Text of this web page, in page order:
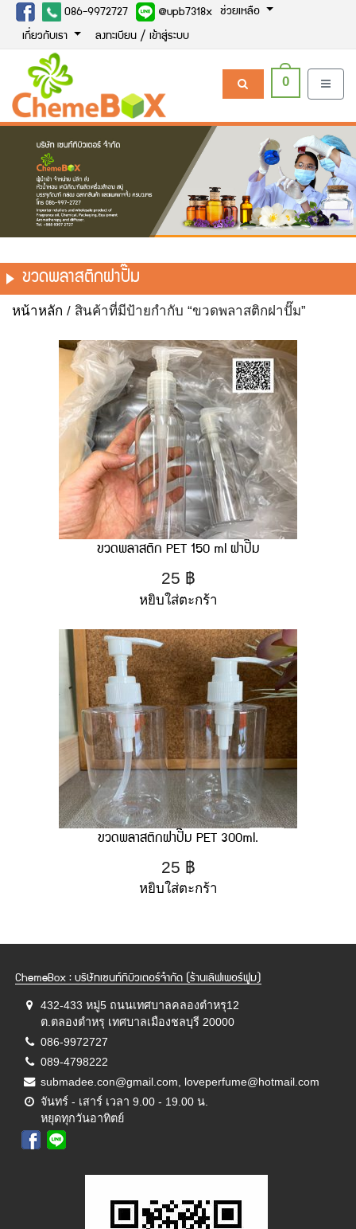
086-9972727 @upb7318x ช่วยเหลือ
เกี่ยวกับเรา ลงทะเบียน / เข้าสู่ระบบ
0
ขวดพลาสติกฝาปั๊ม
หน้าหลัก / สินค้าที่มีป้ายกำกับ “ขวดพลาสติกฝาปั๊ม”
ขวดพลาสติก PET 150 ml ฝาปั๊ม
25 ฿
หยิบใส่ตะกร้า
ขวดพลาสติกฝาปั๊ม PET 300ml.
25 ฿
หยิบใส่ตะกร้า
ChemeBox : บริษัทเซนท์ทิบิวเตอร์จำกัด (ร้านเลิฟเพอร์ฟูม)
432-433 หมู่5 ถนนเทศบาลคลองตำหรุ12
ต.ตลองตำหรุ เทศบาลเมืองชลบุรี 20000
086-9972727
089-4798222
submadee.con@gmail.com, loveperfume@hotmail.com
จันทร์ - เสาร์ เวลา 9.00 - 19.00 น.
หยุดทุกวันอาทิตย์